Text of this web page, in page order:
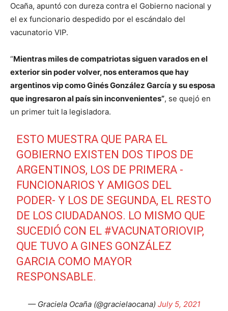
Ocaña, apuntó con dureza contra el Gobierno nacional y
el ex funcionario despedido por el escándalo del
vacunatorio VIP.
“Mientras miles de compatriotas siguen varados en el
exterior sin poder volver, nos enteramos que hay
argentinos vip como Ginés González García y su esposa
que ingresaron al país sin inconvenientes”, se quejó en
un primer tuit la legisladora.
ESTO MUESTRA QUE PARA EL
GOBIERNO EXISTEN DOS TIPOS DE
ARGENTINOS, LOS DE PRIMERA -
FUNCIONARIOS Y AMIGOS DEL
PODER- Y LOS DE SEGUNDA, EL RESTO
DE LOS CIUDADANOS. LO MISMO QUE
SUCEDIÓ CON EL #VACUNATORIOVIP,
QUE TUVO A GINES GONZÁLEZ
GARCIA COMO MAYOR
RESPONSABLE.
— Graciela Ocaña (@gracielaocana) July 5, 2021